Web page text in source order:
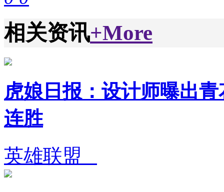
相关资讯+More
虎娘日报：设计师曝出
连胜
英雄联盟